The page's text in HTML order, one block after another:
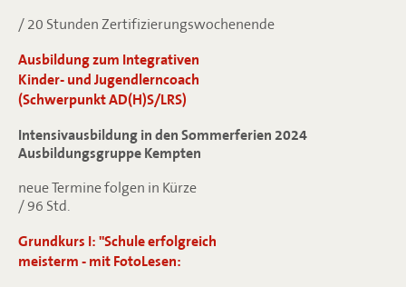
/ 20 Stunden Zertifizierungswochenende
Ausbildung zum Integrativen
Kinder- und Jugendlerncoach
(Schwerpunkt AD(H)S/LRS)
Intensivausbildung in den Sommerferien 2024
Ausbildungsgruppe Kempten
neue Termine folgen in Kürze
/ 96 Std.
Grundkurs I: "Schule erfolgreich
meisterm - mit FotoLesen: